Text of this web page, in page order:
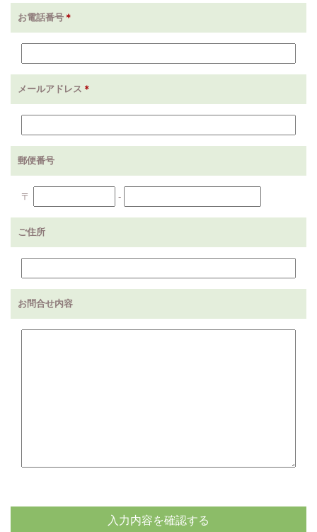
お電話番号 ＊
メールアドレス ＊
郵便番号
〒 -
ご住所
お問合せ内容